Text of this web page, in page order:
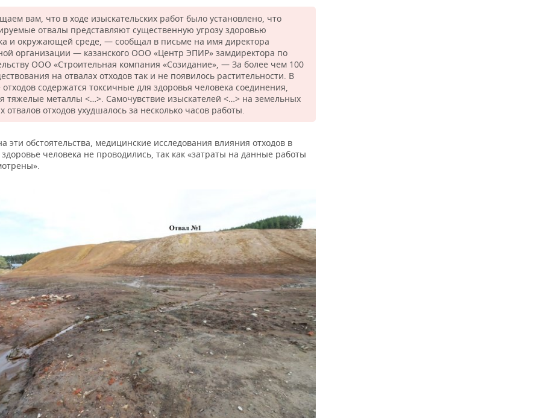
вам, что в ходе изыскательских работ было установлено, что
отвалы представляют существенную угрозу здоровью
и окружающей среде, — сообщал в письме на имя директора
организации — казанского ООО «Центр ЭПИР» замдиректора по
ООО «Строительная компания «Созидание», — За более чем 100
на отвалах отходов так и не появилось растительности. В
отходов содержатся токсичные для здоровья человека соединения,
тяжелые металлы <…>. Самочувствие изыскателей <…> на земельных
отвалов отходов ухудшалось за несколько часов работы.
эти обстоятельства, медицинские исследования влияния отходов в
здоровье человека не проводились, так как «затраты на данные работы